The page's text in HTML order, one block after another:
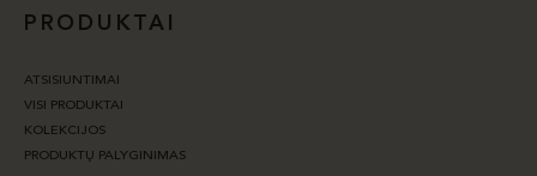
PRODUKTAI
ATSISIUNTIMAI
VISI PRODUKTAI
KOLEKCIJOS
PRODUKTŲ PALYGINIMAS